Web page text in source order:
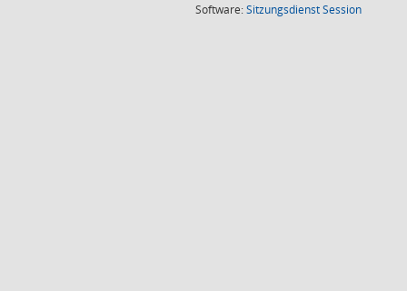
Software:SitzungsdienstSession(Wird in